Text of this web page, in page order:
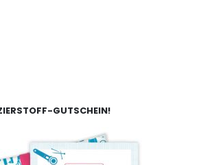
GUTSCHEIN!